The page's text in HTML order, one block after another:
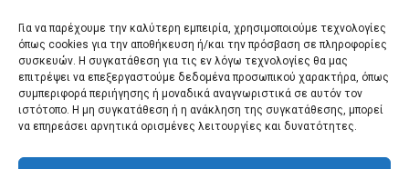
Για να παρέχουμε την καλύτερη εμπειρία, χρησιμοποιούμε τεχνολογίες
όπως cookies για την αποθήκευση ή/και την πρόσβαση σε πληροφορίες
συσκευών. Η συγκατάθεση για τις εν λόγω τεχνολογίες θα μας
επιτρέψει να επεξεργαστούμε δεδομένα προσωπικού χαρακτήρα, όπως
συμπεριφορά περιήγησης ή μοναδικά αναγνωριστικά σε αυτόν τον
ιστότοπο. Η μη συγκατάθεση ή η ανάκληση της συγκατάθεσης, μπορεί
να επηρεάσει αρνητικά ορισμένες λειτουργίες και δυνατότητες.
ΑΘΛΗΤΙΚΑ ΚΟΣΜΟΣ